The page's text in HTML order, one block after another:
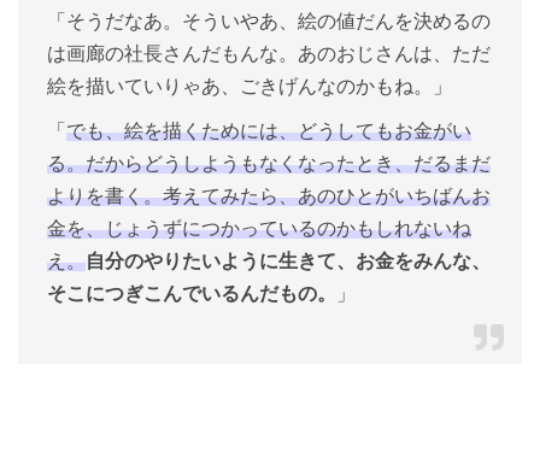
「そうだなあ。そういやあ、絵の値だんを決めるの
は画廊の社長さんだもんな。あのおじさんは、ただ
絵を描いていりゃあ、ごきげんなのかもね。」
「 でも、絵を描くためには、どうしてもお金がい
る。だからどうしようもなくなったとき、だるまだ
よりを書く。考えてみたら、あのひとがいちばんお
金を、じょうずにつかっているのかもしれないね
え。自分のやりたいように生きて、お金をみんな、
そこにつぎこんでいるんだもの。
」